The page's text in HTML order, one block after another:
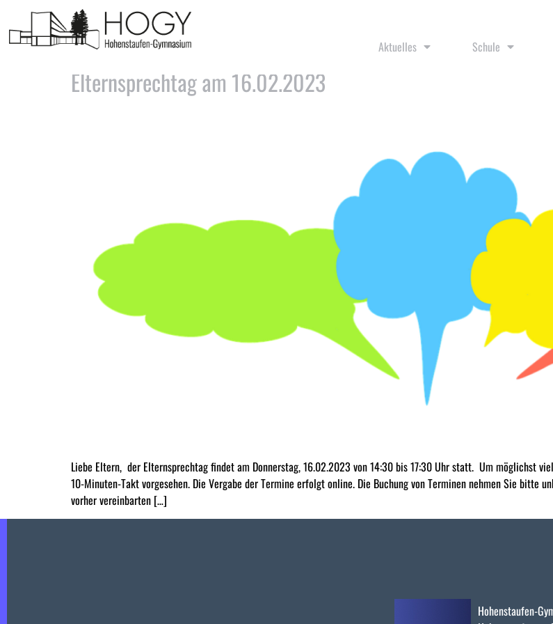
Aktuelles Schule
Tag:30. Januar 2023
Elternsprechtag am 16.02.2023
Liebe Eltern, der Elternsprechtag findet am Donnerstag, 16.02.2023 von 14:30 bis 17:30 Uhr statt. Um möglichst
10-Minuten-Takt vorgesehen. Die Vergabe der Termine erfolgt online. Die Buchung von Terminen nehmen Sie bitte
vorher vereinbarten […]
Hohenstaufen-